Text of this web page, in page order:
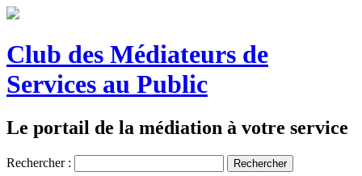
Club des Médiateurs de
Services au Public
Le portail de la médiation à votre service
Rechercher :